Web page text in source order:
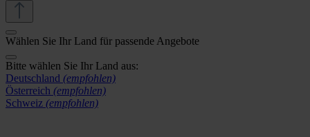
Wählen Sie Ihr Land für passende Angebote
Bitte wählen Sie Ihr Land aus:
Deutschland (empfohlen)
Österreich (empfohlen)
Schweiz (empfohlen)